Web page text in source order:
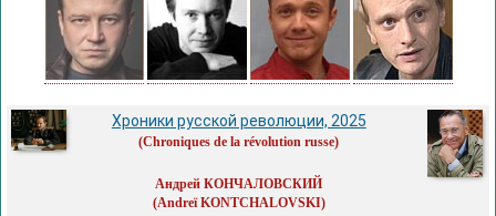
Хроники русской революции, 2025
(Chroniques de la révolution russe)
Андрей КОНЧАЛОВСКИЙ
(Andreï KONTCHALOVSKI)